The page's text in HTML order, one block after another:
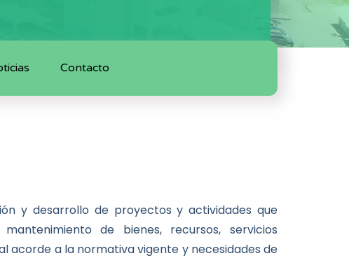
Contacto
y desarrollo de proyectos y actividades que
de bienes, recursos, servicios
a la normativa vigente y necesidades de